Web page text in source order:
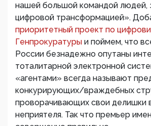
нашей большой командой людей,
цифровой трансформацией».
приоритетный проект по
Генпрокуратуры и поймем, что
России безнадежно опутаны
тоталитарной электронной
«агентами» всегда называют
конкурирующих/враждебных
проворачивающих свои делишки
неприятеля. Так что премьер